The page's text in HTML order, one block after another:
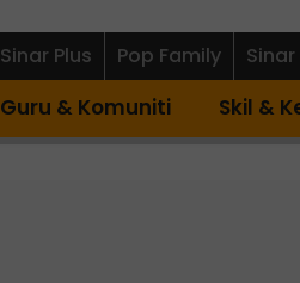
Sinar Plus Pop Family
Guru & Komuniti Skil &